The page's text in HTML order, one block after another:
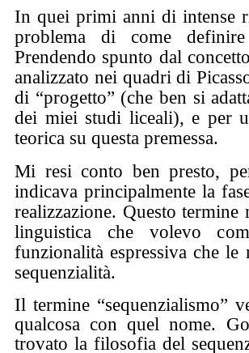
In quei primi anni di intense
problema di come
Prendendo spunto dal
analizzato nei quadri di
di “progetto” (che ben si
dei miei studi liceali), e per
teorica su questa premessa.
Mi resi conto ben presto,
indicava principalmente la
realizzazione. Questo termine
linguistica che volevo
funzionalità espressiva che le
sequenzialità.
Il termine “sequenzialismo”
qualcosa con quel nome.
trovato la filosofia del